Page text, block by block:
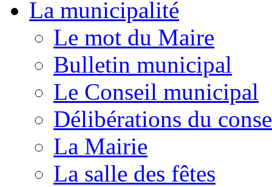
La municipalité
Le mot du Maire
Bulletin municipal
Le Conseil municipal
Délibérations du
La Mairie
La salle des fêtes